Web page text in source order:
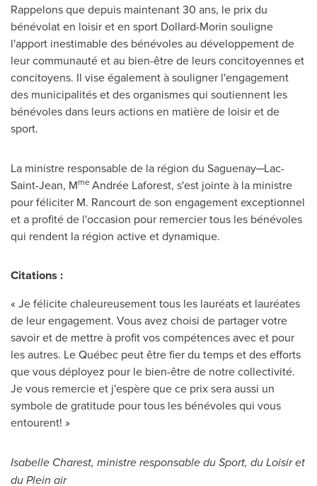
Rappelons que depuis maintenant 30 ans, le prix du
bénévolat en loisir et en sport Dollard-Morin souligne
l'apport inestimable des bénévoles au développement de
leur communauté et au bien-être de leurs concitoyennes et
concitoyens. Il vise également à souligner l'engagement
des municipalités et des organismes qui soutiennent les
bénévoles dans leurs actions en matière de loisir et de
sport.
La ministre responsable de la région du Saguenay─Lac-
Saint-Jean, MmeAndrée Laforest, s'est jointe à la ministre
pour féliciter M. Rancourt de son engagement exceptionnel
et a profité de l'occasion pour remercier tous les bénévoles
qui rendent la région active et dynamique.
Citations :
« Je félicite chaleureusement tous les lauréats et lauréates
de leur engagement. Vous avez choisi de partager votre
savoir et de mettre à profit vos compétences avec et pour
les autres. Le Québec peut être fier du temps et des efforts
que vous déployez pour le bien-être de notre collectivité.
Je vous remercie et j'espère que ce prix sera aussi un
symbole de gratitude pour tous les bénévoles qui vous
entourent! »
Isabelle Charest, ministre responsable du Sport, du Loisir et
du Plein air